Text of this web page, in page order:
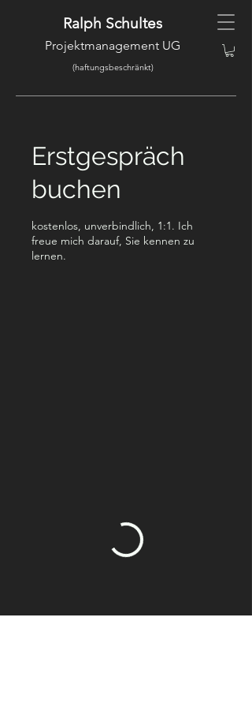
Ralph Schultes
Projektmanagement UG
(haftungsbeschränkt)
Erstgespräch
buchen
kostenlos, unverbindlich, 1:1. Ich
freue mich darauf, Sie kennen zu
lernen.